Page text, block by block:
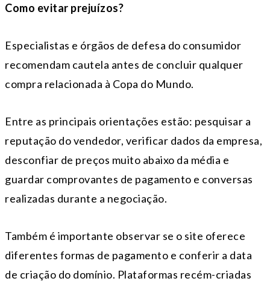
Como evitar prejuízos?
Especialistas e órgãos de defesa do consumidor
recomendam cautela antes de concluir qualquer
compra relacionada à Copa do Mundo.
Entre as principais orientações estão: pesquisar a
reputação do vendedor, verificar dados da empresa,
desconfiar de preços muito abaixo da média e
guardar comprovantes de pagamento e conversas
realizadas durante a negociação.
Também é importante observar se o site oferece
diferentes formas de pagamento e conferir a data
de criação do domínio. Plataformas recém-criadas